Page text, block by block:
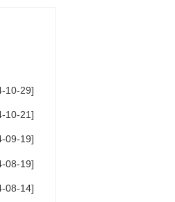
10-29]
10-21]
09-19]
08-19]
08-14]